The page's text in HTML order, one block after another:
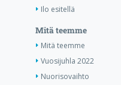
Ilo esitellä
Mitä teemme
Mitä teemme
Vuosijuhla 2022
Nuorisovaihto